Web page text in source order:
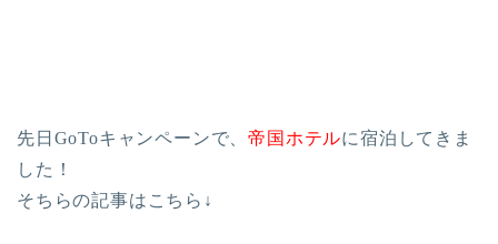
先日GoToキャンペーンで、帝国ホテルに宿泊してきま
した！
そちらの記事はこちら↓